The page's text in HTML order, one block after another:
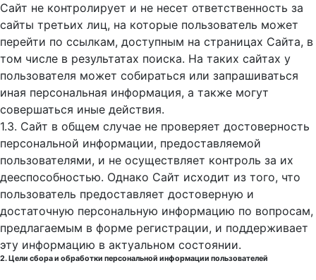
Сайт не контролирует и не несет ответственность за
сайты третьих лиц, на которые пользователь может
перейти по ссылкам, доступным на страницах Сайта, в
том числе в результатах поиска. На таких сайтах у
пользователя может собираться или запрашиваться
иная персональная информация, а также могут
совершаться иные действия.
1.3. Сайт в общем случае не проверяет достоверность
персональной информации, предоставляемой
пользователями, и не осуществляет контроль за их
дееспособностью. Однако Сайт исходит из того, что
пользователь предоставляет достоверную и
достаточную персональную информацию по вопросам,
предлагаемым в форме регистрации, и поддерживает
эту информацию в актуальном состоянии.
2. Цели сбора и обработки персональной информации пользователей